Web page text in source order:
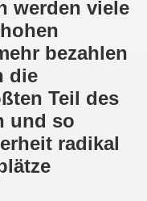
werden viele
bezahlen
die
Teil des
und so
radikal
von
mit Jan
König-
„Nein“
Uhr auf dem
- aktiver